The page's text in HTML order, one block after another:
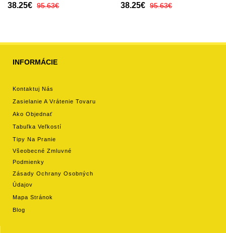
Krátky Rukáv
38.25€ 95.63€
Krátky Rukáv
38.25€ 95.63€
INFORMÁCIE
Kontaktuj Nás
Zasielanie A Vrátenie Tovaru
Ako Objednať
Tabuľka Veľkostí
Tipy Na Pranie
Všeobecné Zmluvné
Podmienky
Zásady Ochrany Osobných
Údajov
Mapa Stránok
Blog